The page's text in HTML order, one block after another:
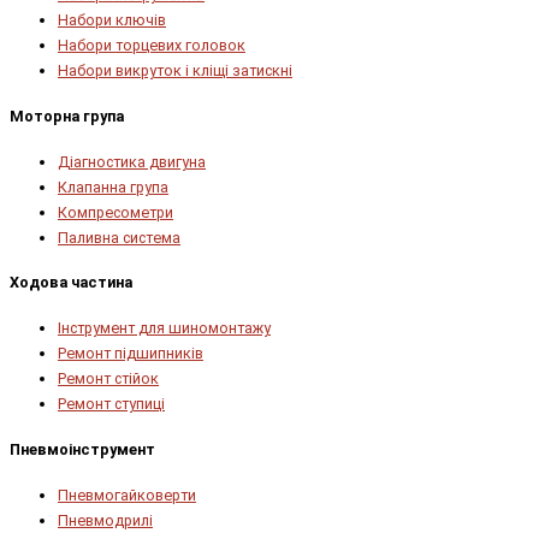
Набори ключів
Набори торцевих головок
Набори викруток і кліщі затискні
Моторна група
Діагностика двигуна
Клапанна група
Компресометри
Паливна система
Ходова частина
Інструмент для шиномонтажу
Ремонт підшипників
Ремонт стійок
Ремонт ступиці
Пневмоінструмент
Пневмогайковерти
Пневмодрилі